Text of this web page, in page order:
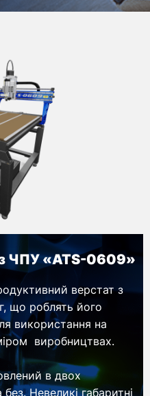
ЧПУ «ATS-0609»
верстат з
що роблять його
використання на
виробництвах.
в двох
Невеликі габаритні